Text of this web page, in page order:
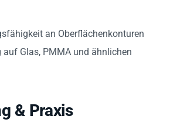
an Oberflächenkonturen
auf Glas, PMMA und ähnlichen
& Praxis